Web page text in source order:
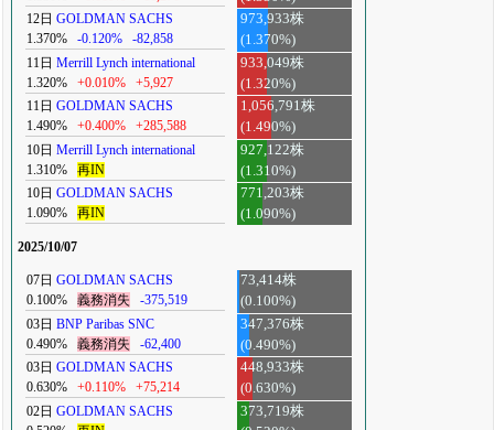
12日 GOLDMAN SACHS
1.370%
-0.120% -82,858
973,933株
(1.370%)
11日 Merrill Lynch international
1.320%
+0.010% +5,927
933,049株
(1.320%)
11日 GOLDMAN SACHS
1.490%
+0.400% +285,588
1,056,791株
(1.490%)
10日 Merrill Lynch international
1.310%
再IN
927,122株
(1.310%)
10日 GOLDMAN SACHS
1.090%
再IN
771,203株
(1.090%)
2025/10/07
07日 GOLDMAN SACHS
0.100%
義務消失 -375,519
73,414株
(0.100%)
03日 BNP Paribas SNC
0.490%
義務消失 -62,400
347,376株
(0.490%)
03日 GOLDMAN SACHS
0.630%
+0.110% +75,214
448,933株
(0.630%)
02日 GOLDMAN SACHS
373,719株